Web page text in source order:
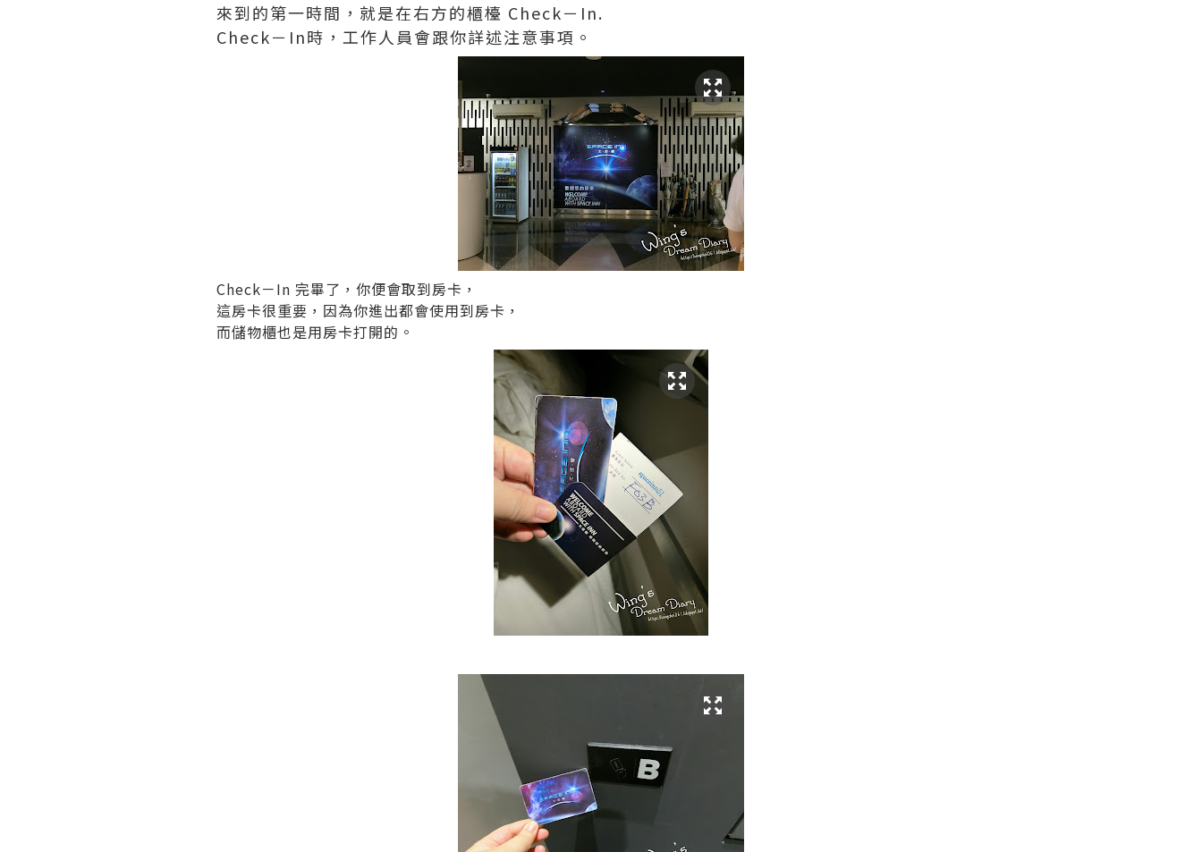
來到的第一時間，就是在右方的櫃檯 Check－In.
Check－In時，工作人員會跟你詳述注意事項。
Check－In 完畢了，你便會取到房卡，
這房卡很重要，因為你進出都會使用到房卡，
而儲物櫃也是用房卡打開的。